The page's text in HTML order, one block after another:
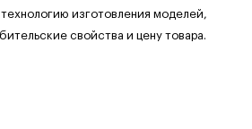
изготовления моделей,
свойства и цену товара.